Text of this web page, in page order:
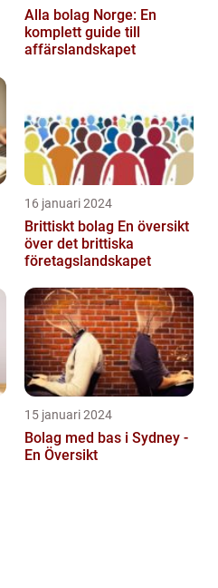
Alla bolag Norge: En
komplett guide till
affärslandskapet
16 januari 2024
Brittiskt bolag En översikt
över det brittiska
företagslandskapet
15 januari 2024
Bolag med bas i Sydney -
En Översikt